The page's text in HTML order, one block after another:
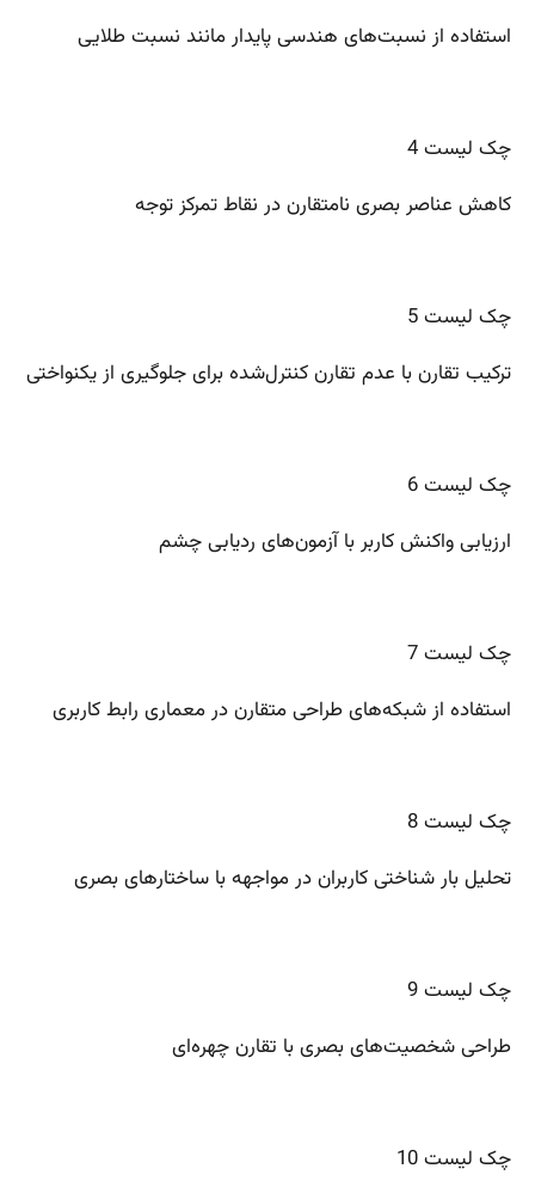
استفاده از نسبت‌های هندسی پایدار مانند نسبت طلایی
چک لیست 4
کاهش عناصر بصری نامتقارن در نقاط تمرکز توجه
چک لیست 5
ترکیب تقارن با عدم تقارن کنترل‌شده برای جلوگیری از یکنواختی
چک لیست 6
ارزیابی واکنش کاربر با آزمون‌های ردیابی چشم
چک لیست 7
استفاده از شبکه‌های طراحی متقارن در معماری رابط کاربری
چک لیست 8
تحلیل بار شناختی کاربران در مواجهه با ساختارهای بصری
چک لیست 9
طراحی شخصیت‌های بصری با تقارن چهره‌ای
چک لیست 10